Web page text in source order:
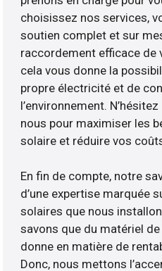
choisissez nos services,
soutien complet et sur
raccordement efficace de
cela vous donne la
propre électricité et de
l’environnement.
nous pour maximiser les
solaire et réduire vos
En fin de compte, notre
d’une expertise marquée
solaires que nous
savons que du matériel
donne en matière de
Donc, nous mettons